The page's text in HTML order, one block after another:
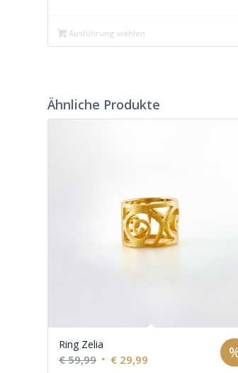
Ausführung wählen
Ähnliche Produkte
Ring Zelia
€59,99 Ursprünglicher
€ 29,99